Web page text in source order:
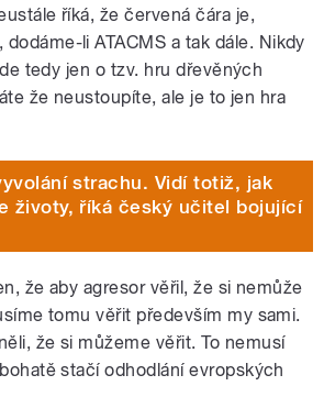
říká, že červená čára je,
li ATACMS a tak dále. Nikdy
tedy jen o tzv. hru dřevěných
že neustoupíte, ale je to jen hra
strachu. Vidí totiž, jak
životy, říká český učitel bojující
že aby agresor věřil, že si nemůže
tomu věřit především my sami.
že si můžeme věřit. To nemusí
stačí odhodlání evropských